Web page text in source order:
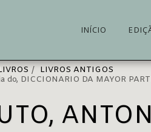
INÍCIO
LIVROS ANTIGOS
do, DICCIONARIO DA MAYOR